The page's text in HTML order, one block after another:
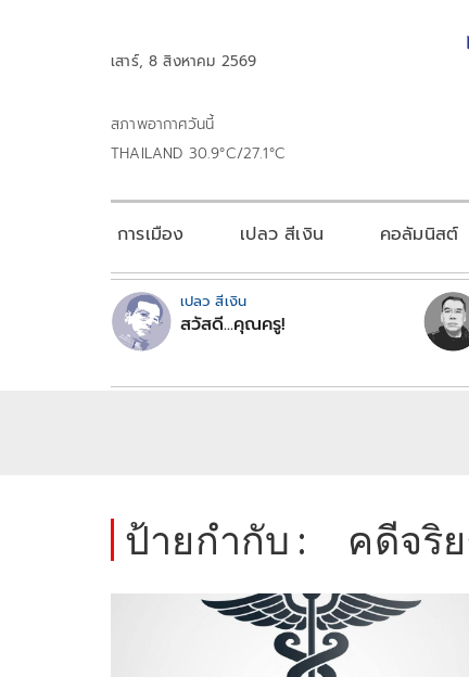
เสาร์, 8 สิงหาคม 2569
สภาพอากาศวันนี้
THAILAND 30.9°C/27.1°C
การเมือง เปลว สีเงิน คอลัมนิสต์
เปลว สีเงิน
สวัสดี...คุณครู!
ป้ายกำกับ : คดีจริ